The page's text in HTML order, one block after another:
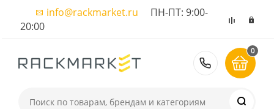
info@rackmarket.ru ПН-ПТ: 9:00-
20:00
8 (495)
0